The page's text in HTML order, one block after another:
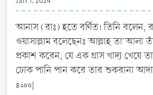
আনাস (রাঃ) হতে বর্ণিত। তিনি বলেন,
ওয়াসাল্লাম বলেছেনঃ আল্লাহ তা’আলা
প্রকাশ করেন, যে এক গ্রাস খাদ্য খেয়ে
ঢোক পানি পান করে তার শুকরানা
৪২০০]